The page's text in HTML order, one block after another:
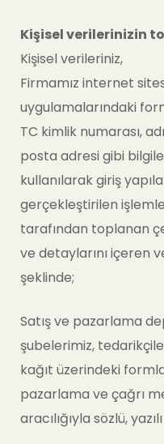
Kişisel verilerinizin
Kişisel verileriniz,
Firmamız internet
uygulamalarındaki
TC kimlik numarası,
posta adresi gibi
kullanılarak giriş
gerçekleştirilen
tarafından toplanan
ve detaylarını içeren
şeklinde;
Satış ve pazarlama
şubelerimiz,
kağıt üzerindeki
pazarlama ve çağrı
aracılığıyla sözlü,